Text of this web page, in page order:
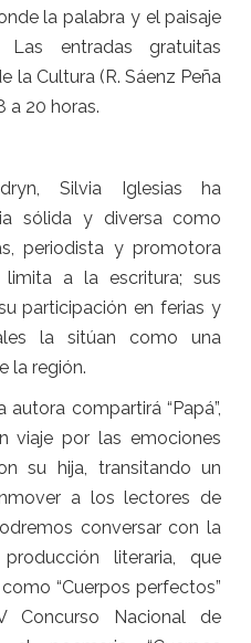
la palabra y el paisaje
Las entradas gratuitas
la Cultura (R. Sáenz Peña
a 20 horas.
Silvia Iglesias ha
sólida y diversa como
periodista y promotora
a la escritura; sus
participación en ferias y
la sitúan como una
la región.
compartirá “Papá”,
viaje por las emociones
su hija, transitando un
a los lectores de
conversar con la
literaria, que
“Cuerpos perfectos”
Concurso Nacional de